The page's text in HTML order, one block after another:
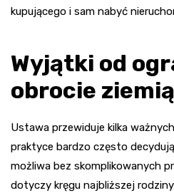
kupującego i sam nabyć
Wyjątki od
obrocie
Ustawa przewiduje kilka
praktyce bardzo często
możliwa bez skomplikowanych
dotyczy kręgu najbliższej